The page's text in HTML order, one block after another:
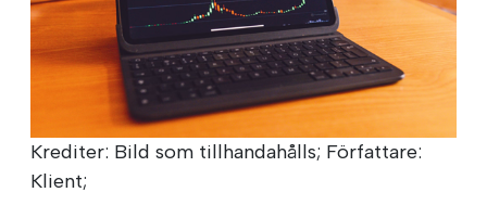
Krediter: Bild som tillhandahålls; Författare:
Klient;